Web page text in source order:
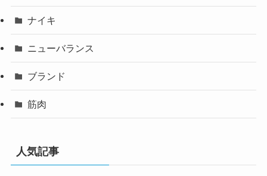
ナイキ
ニューバランス
ブランド
筋肉
人気記事